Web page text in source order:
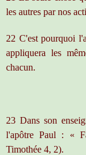
les autres par nos
22 C'est pourquoi
appliquera les
chacun.
23 Dans son
l'apôtre Paul : «
Timothée 4, 2).